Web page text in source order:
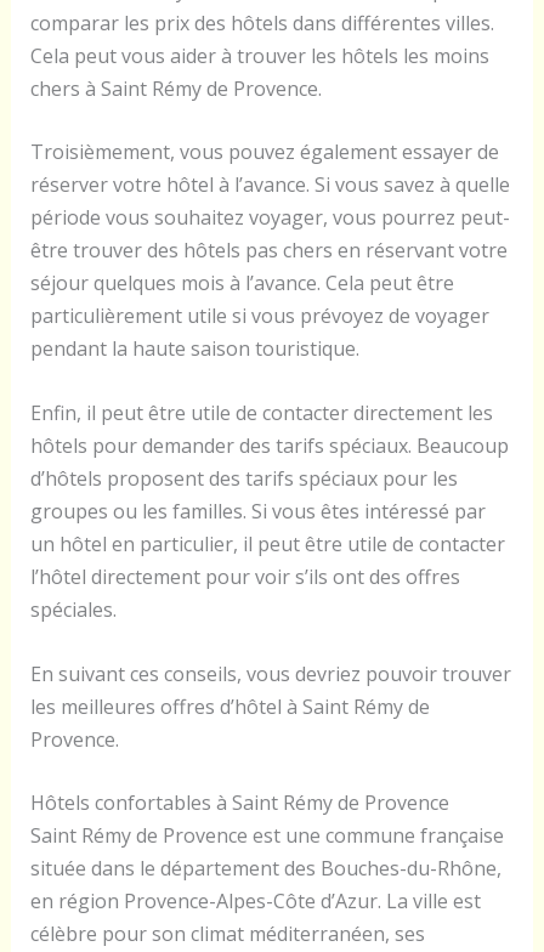
comparar les prix des hôtels dans différentes villes.
Cela peut vous aider à trouver les hôtels les moins
chers à Saint Rémy de Provence.
Troisièmement, vous pouvez également essayer de
réserver votre hôtel à l’avance. Si vous savez à quelle
période vous souhaitez voyager, vous pourrez peut-
être trouver des hôtels pas chers en réservant votre
séjour quelques mois à l’avance. Cela peut être
particulièrement utile si vous prévoyez de voyager
pendant la haute saison touristique.
Enfin, il peut être utile de contacter directement les
hôtels pour demander des tarifs spéciaux. Beaucoup
d’hôtels proposent des tarifs spéciaux pour les
groupes ou les familles. Si vous êtes intéressé par
un hôtel en particulier, il peut être utile de contacter
l’hôtel directement pour voir s’ils ont des offres
spéciales.
En suivant ces conseils, vous devriez pouvoir trouver
les meilleures offres d’hôtel à Saint Rémy de
Provence.
Hôtels confortables à Saint Rémy de Provence
Saint Rémy de Provence est une commune française
située dans le département des Bouches-du-Rhône,
en région Provence-Alpes-Côte d’Azur. La ville est
célèbre pour son climat méditerranéen, ses